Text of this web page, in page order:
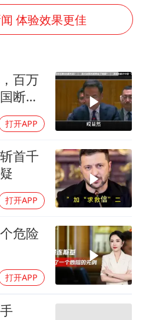
餐馆》 冲奖
笔试第一被劝弃考涉事副校长被撤职
豚5次眼壁置换
构建更高水平的全民健身公共服务体系
体验效果更佳
百万
断了
打开APP
首千
打开APP
危险
打开APP